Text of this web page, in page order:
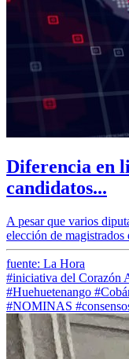
Diferencia en
candidatos...
A pesar que varios
elección de magistrados
fuente: La Hora
#iniciativa del Corazón
#Huehuetenango
#NOMINAS